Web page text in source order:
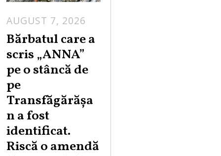
AUGUST 7, 2026
Bărbatul care a
scris „ANNA”
pe o stâncă de
pe
Transfăgărășa
n a fost
identificat.
Riscă o amendă